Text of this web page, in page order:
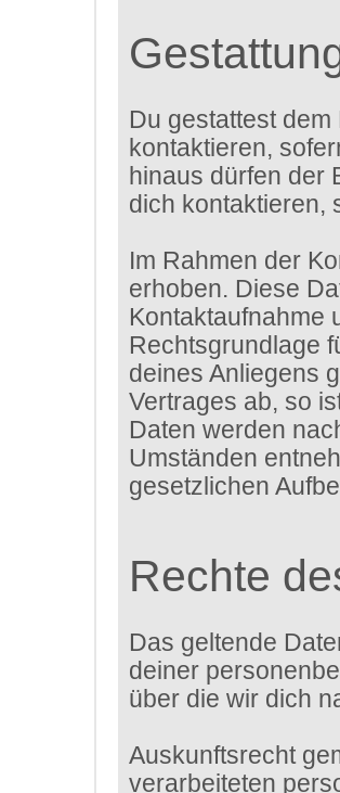
Du gestattest
kontaktieren,
hinaus dürfen der
dich kontaktieren,
Im Rahmen der
erhoben. Diese
Kontaktaufnahme
Rechtsgrundlage
deines Anliegens
Vertrages ab, so
Daten werden
Umständen
gesetzlichen
Rechte
Das geltende
deiner
über die wir dich
Auskunftsrecht
verarbeiteten